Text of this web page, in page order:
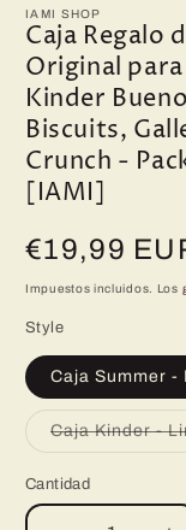
IAMI SHOP
Caja Regalo
Original
Kinder
Biscuits,
Crunch -
[IAMI]
Precio
habitual
€19,99
Impuestos incluidos. Los
Style
Caja Summer -
Caja Kinder -
Cantidad